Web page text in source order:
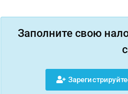
Заполните свою